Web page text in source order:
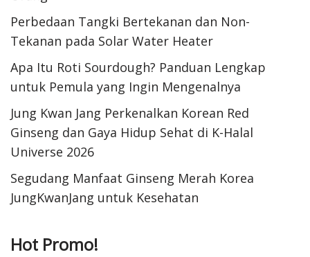
Perbedaan Tangki Bertekanan dan Non-
Tekanan pada Solar Water Heater
Apa Itu Roti Sourdough? Panduan Lengkap
untuk Pemula yang Ingin Mengenalnya
Jung Kwan Jang Perkenalkan Korean Red
Ginseng dan Gaya Hidup Sehat di K-Halal
Universe 2026
Segudang Manfaat Ginseng Merah Korea
JungKwanJang untuk Kesehatan
Hot Promo!